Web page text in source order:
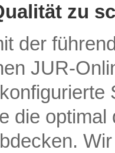
zu
der
JUR-
die